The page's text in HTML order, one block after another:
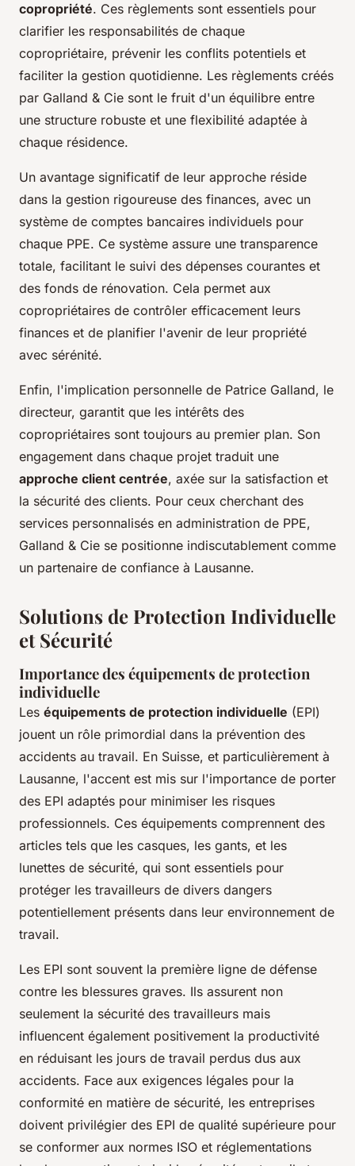
copropriété. Ces règlements sont essentiels pour
clarifier les responsabilités de chaque
copropriétaire, prévenir les conflits potentiels et
faciliter la gestion quotidienne. Les règlements créés
par Galland & Cie sont le fruit d'un équilibre entre
une structure robuste et une flexibilité adaptée à
chaque résidence.
Un avantage significatif de leur approche réside
dans la gestion rigoureuse des finances, avec un
système de comptes bancaires individuels pour
chaque PPE. Ce système assure une transparence
totale, facilitant le suivi des dépenses courantes et
des fonds de rénovation. Cela permet aux
copropriétaires de contrôler efficacement leurs
finances et de planifier l'avenir de leur propriété
avec sérénité.
Enfin, l'implication personnelle de Patrice Galland, le
directeur, garantit que les intérêts des
copropriétaires sont toujours au premier plan. Son
engagement dans chaque projet traduit une
approche client centrée, axée sur la satisfaction et
la sécurité des clients. Pour ceux cherchant des
services personnalisés en administration de PPE,
Galland & Cie se positionne indiscutablement comme
un partenaire de confiance à Lausanne.
Solutions de Protection Individuelle
et Sécurité
Importance des équipements de protection
individuelle
Les équipements de protection individuelle (EPI)
jouent un rôle primordial dans la prévention des
accidents au travail. En Suisse, et particulièrement à
Lausanne, l'accent est mis sur l'importance de porter
des EPI adaptés pour minimiser les risques
professionnels. Ces équipements comprennent des
articles tels que les casques, les gants, et les
lunettes de sécurité, qui sont essentiels pour
protéger les travailleurs de divers dangers
potentiellement présents dans leur environnement de
travail.
Les EPI sont souvent la première ligne de défense
contre les blessures graves. Ils assurent non
seulement la sécurité des travailleurs mais
influencent également positivement la productivité
en réduisant les jours de travail perdus dus aux
accidents. Face aux exigences légales pour la
conformité en matière de sécurité, les entreprises
doivent privilégier des EPI de qualité supérieure pour
se conformer aux normes ISO et réglementations